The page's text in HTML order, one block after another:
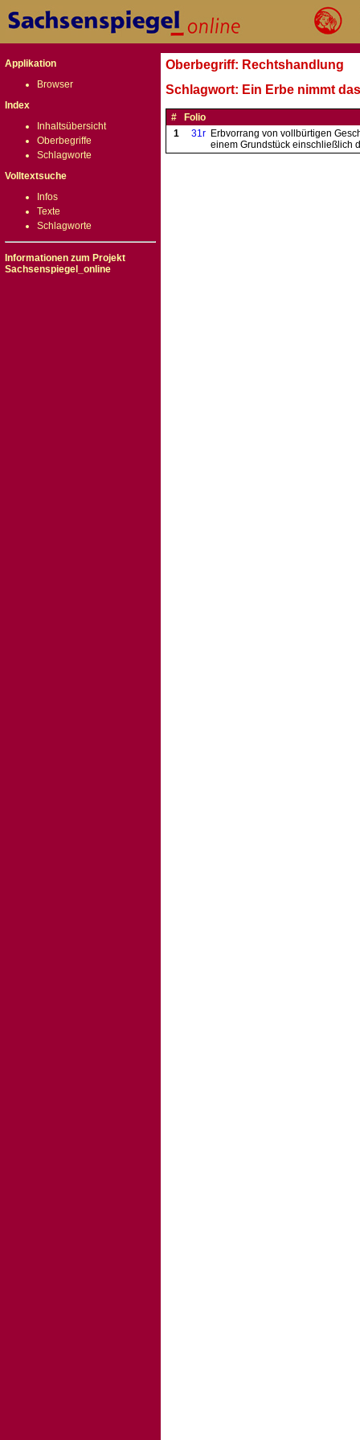
Applikation
Browser
Index
Inhaltsübersicht
Oberbegriffe
Schlagworte
Volltextsuche
Infos
Texte
Schlagworte
Informationen zum Projekt
Sachsenspiegel_online
Oberbegriff: Rechtshandlung
Schlagwort: Ein Erbe nimmt
#
Folio
1
31r Erbvorrang von vollbürtigen
einem Grundstück einschließlich